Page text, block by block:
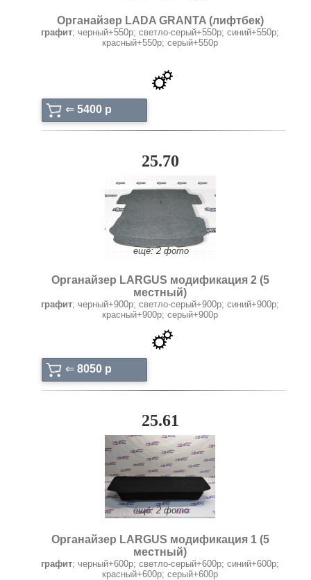
Органайзер LADA GRANTA (лифтбек)
графит; черный+550р; светло-серый+550р; синий+550р;
красный+550р; серый+550р
⇐ 5400 p
25.70
ещё: 2 фото
Органайзер LARGUS модификация 2 (5
местный)
графит; черный+900р; светло-серый+900р; синий+900р;
красный+900р; серый+900р
⇐ 8050 p
25.61
ещё: 2 фото
Органайзер LARGUS модификация 1 (5
местный)
графит; черный+600р; светло-серый+600р; синий+600р;
красный+600р; серый+600р